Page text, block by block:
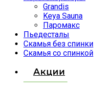
Grandis
Keya Sauna
Паромакс
Пьедесталы
Скамья без спинки
Скамья со спинкой
Акции